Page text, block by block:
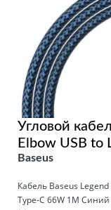
Угловой
Elbow USB to
Baseus
Кабель Baseus
Type-C 66W 1M Синий